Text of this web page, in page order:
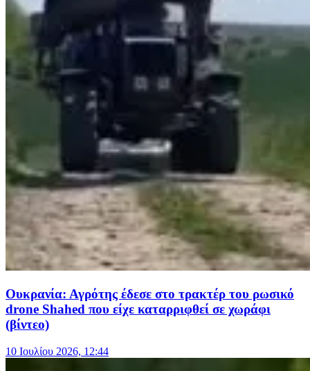
Ουκρανία: Αγρότης έδεσε στο τρακτέρ του ρωσικό
drone Shahed που είχε καταρριφθεί σε χωράφι
(βίντεο)
10 Ιουλίου 2026, 12:44